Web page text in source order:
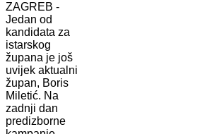
ZAGREB -
Jedan od
kandidata za
istarskog
župana je još
uvijek aktualni
župan, Boris
Miletić. Na
zadnji dan
predizborne